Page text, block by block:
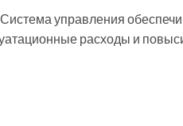
управления
расходы и